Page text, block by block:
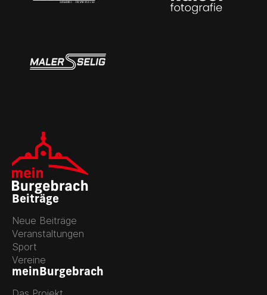
Beiträge
Neue Beiträge
Veranstaltungen
Sport
Vereine
meinBurgebrach